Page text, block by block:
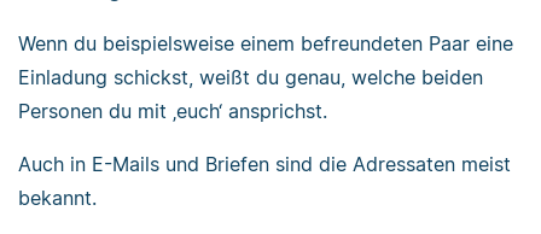
Wenn du beispielsweise einem befreundeten Paar eine
Einladung schickst, weißt du genau, welche beiden
Personen du mit ‚euch‘ ansprichst.
Auch in E-Mails und Briefen sind die Adressaten meist
bekannt.